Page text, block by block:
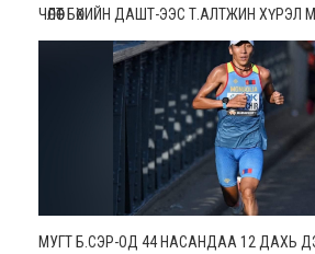
ЧӨЛӨӨТ БӨХИЙН ДАШТ-ЭЭС Т.АЛТЖИН
МУГТ Б.СЭР-ОД 44 НАСАНДАА 12 ДАХЬ